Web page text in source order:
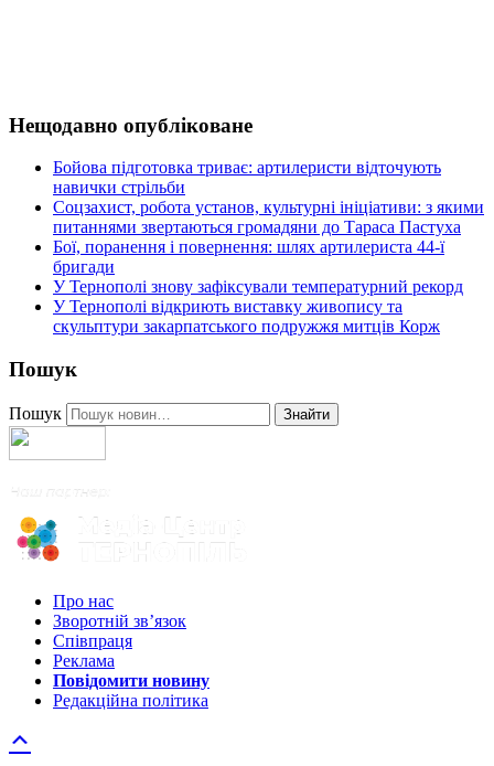
Нещодавно опубліковане
Бойова підготовка триває: артилеристи відточують
навички стрільби
Соцзахист, робота установ, культурні ініціативи: з якими
питаннями звертаються громадяни до Тараса Пастуха
Бої, поранення і повернення: шлях артилериста 44-ї
бригади
У Тернополі знову зафіксували температурний рекорд
У Тернополі відкриють виставку живопису та
скульптури закарпатського подружжя митців Корж
Пошук
Пошук Знайти
Про нас
Зворотній зв’язок
Співпраця
Реклама
Повідомити новину
Редакційна політика